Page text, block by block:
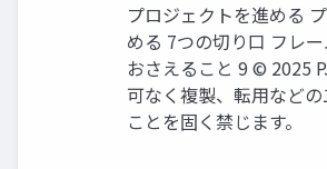
プロジェクトを進める
める 7つの切り口 フレ
おさえること 9 © 2025
可なく複製、転用など
ことを固く禁じます。